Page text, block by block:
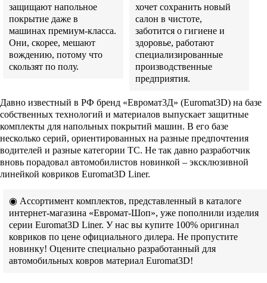
защищают напольное
покрытие даже в
машинах премиум-класса.
Они, скорее, мешают
вождению, потому что
скользят по полу.
хочет сохранить новый
салон в чистоте,
заботится о гигиене и
здоровье, работают
специализированные
производственные
предприятия.
Давно известный в РФ бренд «Евромат3Д» (Euromat3D) на базе
собственных технологий и материалов выпускает защитные
комплекты для напольных покрытий машин. В его базе
несколько серий, ориентированных на разные предпочтения
водителей и разные категории ТС. Не так давно разработчик
вновь порадовал автомобилистов новинкой – эксклюзивной
линейкой ковриков Euromat3D Liner.
◉ Ассортимент комплектов, представленный в каталоге
интернет-магазина «Евромат-Шоп», уже пополнили изделия
серии Euromat3D Liner. У нас вы купите 100% оригинал
ковриков по цене официального дилера. Не пропустите
новинку! Оцените специально разработанный для
автомобильных ковров материал Euromat3D!